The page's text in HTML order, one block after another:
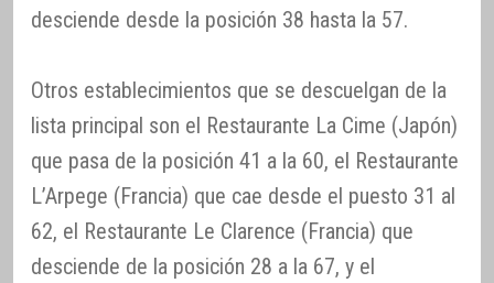
desciende desde la posición 38 hasta la 57.
Otros establecimientos que se descuelgan de la
lista principal son el Restaurante La Cime (Japón)
que pasa de la posición 41 a la 60, el Restaurante
L’Arpege (Francia) que cae desde el puesto 31 al
62, el Restaurante Le Clarence (Francia) que
desciende de la posición 28 a la 67, y el